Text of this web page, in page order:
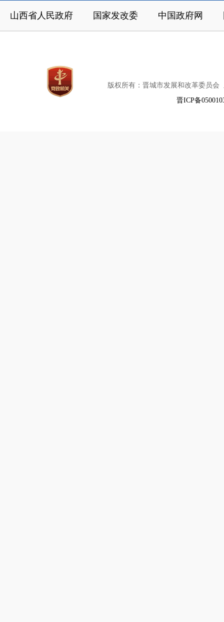
山西省人民政府 国家发改委 中国政府网
版权所有：晋城市发展和改革委员会
晋ICP备